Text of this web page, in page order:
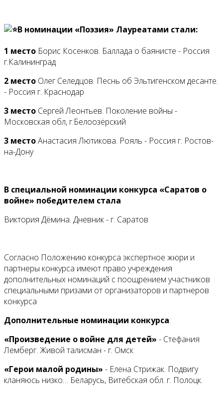
В номинации «Поэзия» Лауреатами стали:
1 место Борис Косенков. Баллада о баянисте - Россия
г.Калининград
2 место Олег Селедцов. Песнь об Эльтигенском десанте.
- Россия г. Краснодар
3 место Сергей Леонтьев. Поколение войны -
Московская обл, г.Белоозёрский
3 местоАнастасия Лютикова. Рояль - Россия г. Ростов-
на-Дону
В специальной номинации конкурса «Саратов о
войне» победителем стала
Виктория Дёмина. Дневник - г. Саратов
Согласно Положению конкурса экспертное жюри и
партнеры конкурса имеют право учреждения
дополнительных номинаций с поощрением участников
специальными призами от организаторов и партнеров
конкурса
Дополнительные номинации конкурса:
«Произведение о войне для детей» - Стефания
Лемберг. Живой талисман - г. Омск
«Герои малой родины» - Елена Стрижак. Подвигу
кланяюсь низко… Беларусь, Витебская обл. г. Полоцк.